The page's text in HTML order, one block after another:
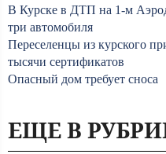
В Курске в ДТП на 1-м
три автомобиля
Переселенцы из курского
тысячи сертификатов
Опасный дом требует сноса
ЕЩЕ В